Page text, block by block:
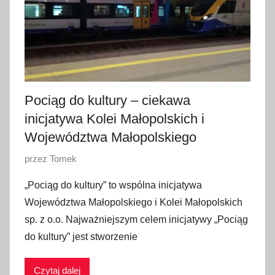
o
2
0
2
3
Pociąg do kultury – ciekawa
inicjatywa Kolei Małopolskich i
Województwa Małopolskiego
O
u
b
l
i
przez Tomek
„Pociąg do kultury” to wspólna inicjatywa
Województwa Małopolskiego i Kolei Małopolskich
sp. z o.o. Najważniejszym celem inicjatywy „Pociąg
do kultury” jest stworzenie
Czytaj dalej